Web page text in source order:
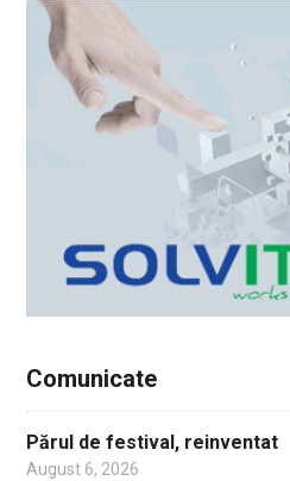
Comunicate
Părul de festival, reinventat
August 6, 2026